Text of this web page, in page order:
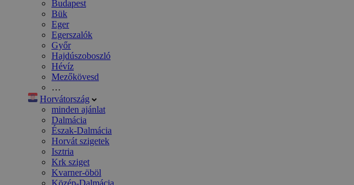
Budapest
Bük
Eger
Egerszalók
Győr
Hajdúszoboszló
Hévíz
Mezőkövesd
…
Horvátország
minden ajánlat
Dalmácia
Észak-Dalmácia
Horvát szigetek
Isztria
Krk sziget
Kvarner-öböl
Közép-Dalmácia